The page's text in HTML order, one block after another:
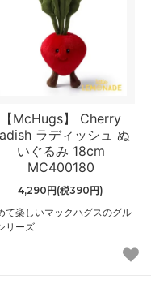
【McHugs】 Cherry
ラディッシュ ぬ
いぐるみ 18cm
MC400180
4,290円(税390円)
て楽しいマックハグスのグル
リーズ